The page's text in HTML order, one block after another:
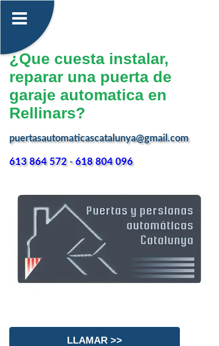
¿Que cuesta instalar,
reparar una puerta de
garaje automatica en
Rellinars?
puertasautomaticascatalunya@gmail.com
613 864 572-618 804 096
LLAMAR >>